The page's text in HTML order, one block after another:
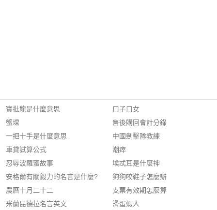
寶批龍是什麼意思
蟹堁
一把十手是什麼意思
車貸試算公式
忍辱波羅蜜故事
安格爾有關毅力的名言是什麼?
農曆十月二十二
米蘭昆德拉名言英文
口子口女
售後購回會計分錄
中國劍擊隊教練
潮瘁
埃忒耳是什麼神
狗狗咬鞋子怎麼辦
支票有效期怎麼算
滑蛋蝦人